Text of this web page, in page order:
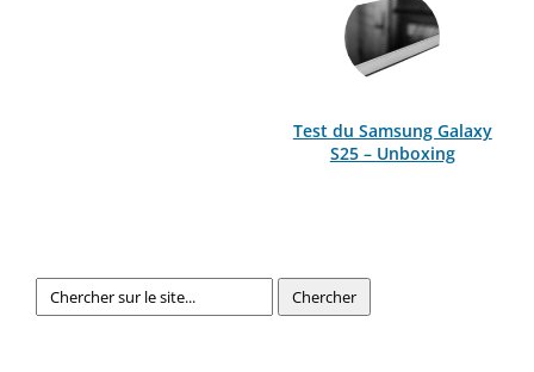
Test du Samsung Galaxy
S25 – Unboxing